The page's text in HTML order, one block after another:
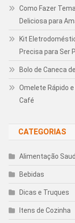
Como Fazer
Deliciosa para
Kit
Precisa para Ser
Bolo de Caneca
Omelete Rápido
Café
CATEGORIAS
Alimentação
Bebidas
Dicas e Truques
Itens de Cozinha